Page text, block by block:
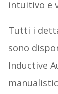
intuitivo e
Tutti i
sono
Inductive